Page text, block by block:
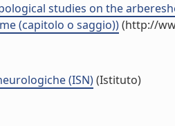
studies on the
(capitolo o saggio))(http://
(ISN)(Istituto)